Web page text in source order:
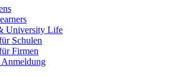
University Life
Schulen
Firmen